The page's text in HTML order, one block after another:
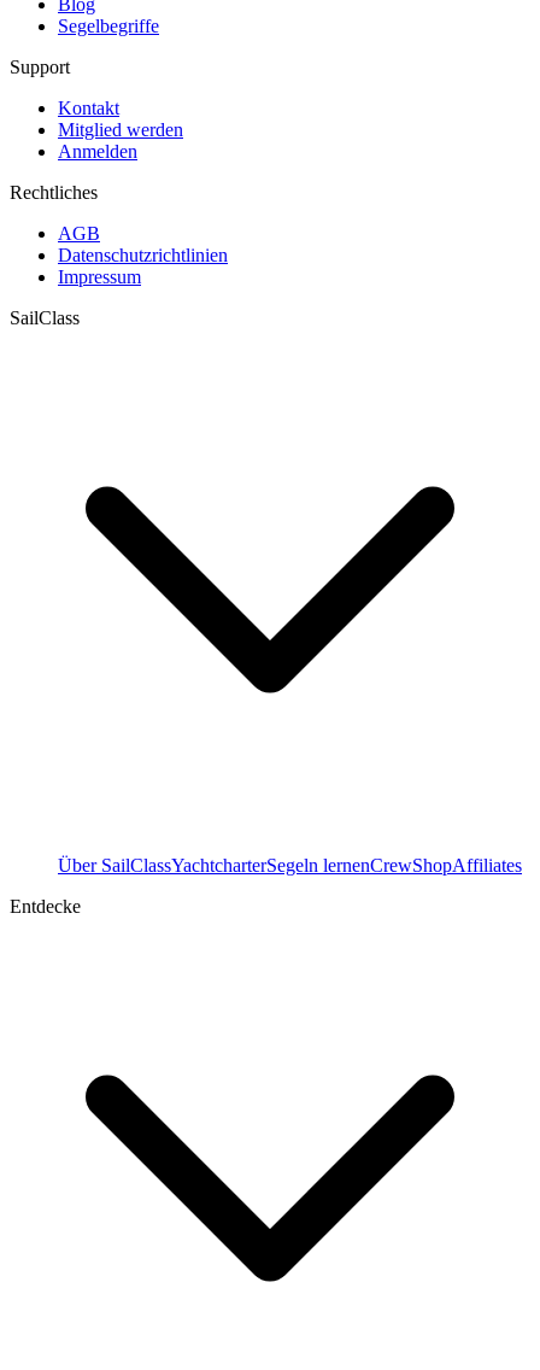
Segelbegriffe
Support
Kontakt
Mitglied werden
Anmelden
Rechtliches
AGB
Datenschutzrichtlinien
Impressum
SailClass
Über SailClassYachtcharterSegeln lernenCrewShopAffiliates
Entdecke